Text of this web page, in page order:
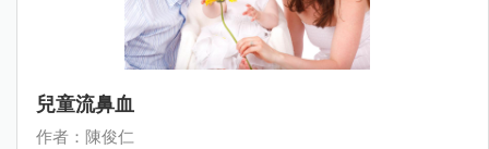
兒童流鼻血
作者：陳俊仁